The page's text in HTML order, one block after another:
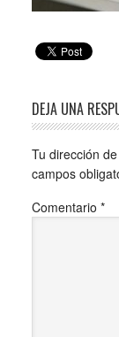
DEJA UNA
Tu dirección
campos
Comentario *